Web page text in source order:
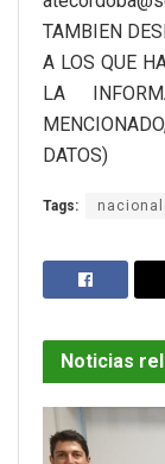
TAMBIEN
A LOS QUE
LA
DATOS)
Tags:
Noticias